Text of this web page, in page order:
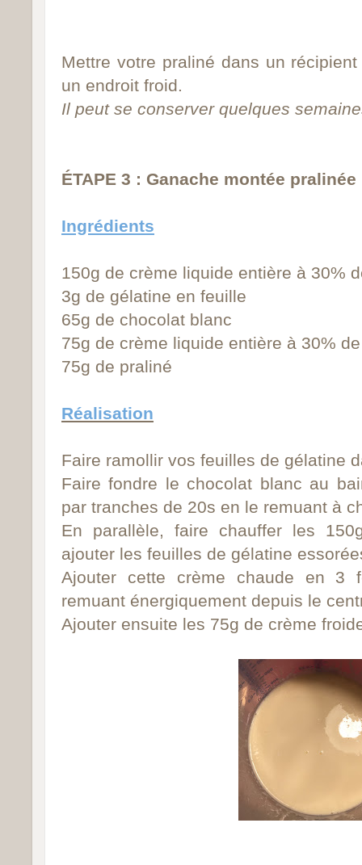
Mettre votre praliné dans un
un endroit froid.
Il peut se conserver quelques
ÉTAPE 3 : Ganache montée pralinée
Ingrédients
150g de crème liquide entière à 30%
3g de gélatine en feuille
65g de chocolat blanc
75g de crème liquide entière à 30%
75g de praliné
Réalisation
Faire ramollir vos feuilles de gélatine
Faire fondre le chocolat blanc au
par tranches de 20s en le remuant à
En parallèle, faire chauffer les
ajouter les feuilles de gélatine
Ajouter cette crème chaude en 3
remuant énergiquement depuis le
Ajouter ensuite les 75g de crème